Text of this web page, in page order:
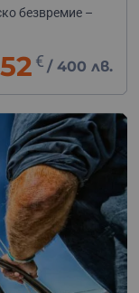
безвремие –
€ / 400 лв.